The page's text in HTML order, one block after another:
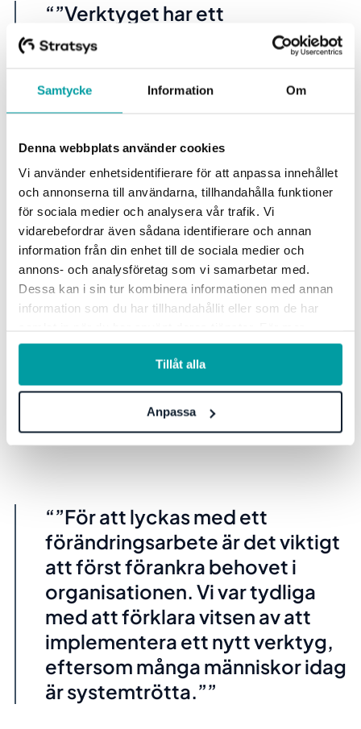
Samtycke Information Om
Denna webbplats använder cookies
Vi använder enhetsidentifierare för att anpassa innehållet
och annonserna till användarna, tillhandahålla funktioner
för sociala medier och analysera vår trafik. Vi
vidarebefordrar även sådana identifierare och annan
information från din enhet till de sociala medier och
annons- och analysföretag som vi samarbetar med.
Dessa kan i sin tur kombinera informationen med annan
information som du har tillhandahållit eller som de har
information, se vårintegritetspolicy.
Tillåt alla
Anpassa
”Verktyget har ett
användarvänligt gränssnitt,
vilket sparar tid. Det gör också
informationen mer lättillgänglig
och ökar därigenom
engagemanget bland
medarbetarna.”
Vad är dina tips till andra som är på
väg in i en digitaliseringsresa?
organisationen skulle känna ”åh nej, inte ett system
att tydliggöra vad systemet ska användas till och att
”För att lyckas med ett
förändringsarbete är det viktigt
att först förankra behovet i
organisationen. Vi var tydliga
med att förklara vitsen av att
implementera ett nytt verktyg,
eftersom många människor idag
är systemtrötta.”